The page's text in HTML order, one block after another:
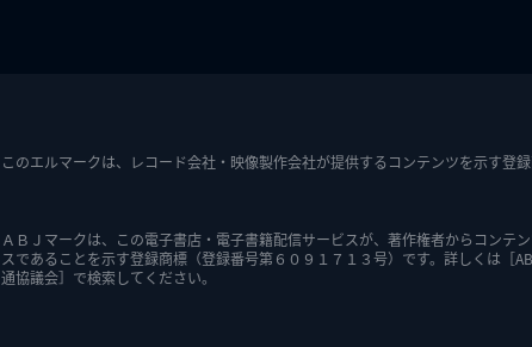
このエルマークは、レコード会社・映像製作会社が提供するコンテンツを示す登
ＡＢＪマークは、この電子書店・電子書籍配信サービスが、著作権者からコンテ
スであることを示す登録商標（登録番号第６０９１７１３号）です。詳しくは［
通協議会］で検索してください。